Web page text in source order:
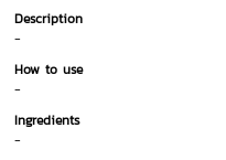
Description
-
How to use
-
Ingredients
-